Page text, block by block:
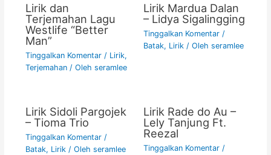
Lirik dan
Terjemahan Lagu
Westlife “Better
Man”
Tinggalkan Komentar / Lirik,
Terjemahan/ Oleh seramlee
Lirik Mardua Dalan
– Lidya Sigalingging
Tinggalkan Komentar /
Batak, Lirik/ Oleh seramlee
Lirik Sidoli Pargojek
– Tioma Trio
Tinggalkan Komentar /
Batak, Lirik/ Oleh seramlee
Lirik Rade do Au –
Lely Tanjung Ft.
Reezal
Tinggalkan Komentar /